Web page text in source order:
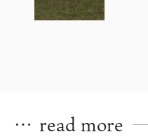
… read more